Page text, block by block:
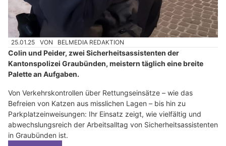
25.01.25 VON BELMEDIA REDAKTION
Colin und Peider, zwei Sicherheitsassistenten der
Kantonspolizei Graubünden, meistern täglich eine breite
Palette an Aufgaben.
Von Verkehrskontrollen über Rettungseinsätze – wie das
Befreien von Katzen aus misslichen Lagen – bis hin zu
Parkplatzeinweisungen: Ihr Einsatz zeigt, wie vielfältig und
abwechslungsreich der Arbeitsalltag von Sicherheitsassistenten
in Graubünden ist.